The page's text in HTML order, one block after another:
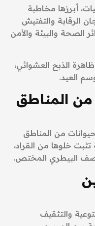
أبرزها مخاطبة
الرقابة والتفتيش
الصحة والبيئة والأمن
الذبح العشوائي،
العيد.
من المناطق
من المناطق
خلوها من القراد،
البيطري المختص.
والتثقيف